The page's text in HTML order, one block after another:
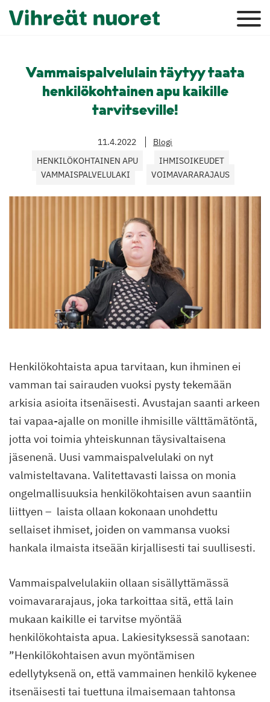
Vammaispalvelulain täytyy taata
henkilökohtainen apu kaikille
tarvitseville!
11.4.2022
Blogi
HENKILÖKOHTAINEN APU
IHMISOIKEUDET
VAMMAISPALVELULAKI
VOIMAVARARAJAUS
Henkilökohtaista apua tarvitaan, kun ihminen ei
vamman tai sairauden vuoksi pysty tekemään
arkisia asioita itsenäisesti. Avustajan saanti arkeen
tai vapaa-ajalle on monille ihmisille välttämätöntä,
jotta voi toimia yhteiskunnan täysivaltaisena
jäsenenä. Uusi vammaispalvelulaki on nyt
valmisteltavana. Valitettavasti laissa on monia
ongelmallisuuksia henkilökohtaisen avun saantiin
liittyen – laista ollaan kokonaan unohdettu
sellaiset ihmiset, joiden on vammansa vuoksi
hankala ilmaista itseään kirjallisesti tai suullisesti.
Vammaispalvelulakiin ollaan sisällyttämässä
voimavararajaus, joka tarkoittaa sitä, että lain
mukaan kaikille ei tarvitse myöntää
henkilökohtaista apua. Lakiesityksessä sanotaan:
”Henkilökohtaisen avun myöntämisen
edellytyksenä on, että vammainen henkilö kykenee
itsenäisesti tai tuettuna ilmaisemaan tahtonsa